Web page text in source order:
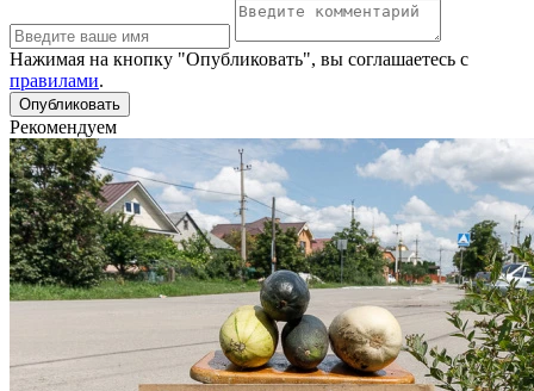
Нажимая на кнопку "Опубликовать", вы соглашаетесь с
правилами.
Рекомендуем